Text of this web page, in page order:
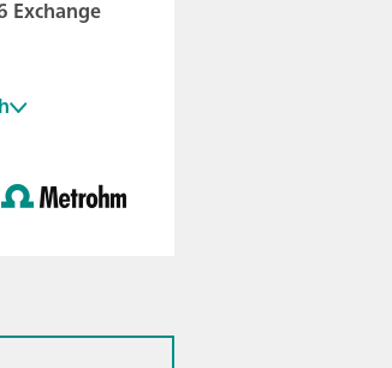
Exchange